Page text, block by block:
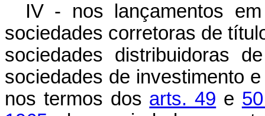
IV - nos lançamentos
sociedades corretoras de
sociedades distribuidoras
sociedades de investimento
nos termos dos arts. 49 e